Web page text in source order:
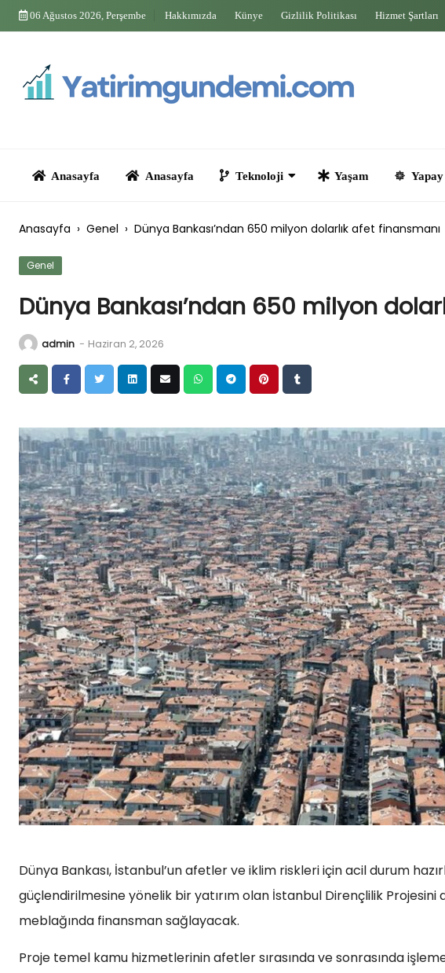
Skip
06 Ağustos 2026, Perşembe Hakkımızda Künye Gizlilik Politikası Hizmet Şartları
Anasayfa › Genel › Dünya Bankası’ndan 650 milyon dolarlık afet finansmanı
Genel
Dünya Bankası’ndan 650 milyon
admin - Haziran 2, 2026
Dünya Bankası, İstanbul’un afetler ve iklim riskleri için acil durum
güçlendirilmesine yönelik bir yatırım olan İstanbul Dirençlilik
meblağında finansman sağlayacak.
Proje temel kamu hizmetlerinin afetler sırasında ve sonrasında